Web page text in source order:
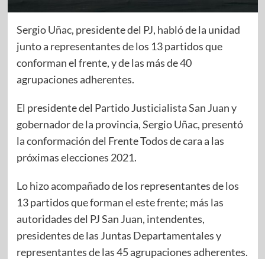
Sergio Uñac, presidente del PJ, habló de la unidad
junto a representantes de los 13 partidos que
conforman el frente, y de las más de 40
agrupaciones adherentes.
El presidente del Partido Justicialista San Juan y
gobernador de la provincia, Sergio Uñac, presentó
la conformación del Frente Todos de cara a las
próximas elecciones 2021.
Lo hizo acompañado de los representantes de los
13 partidos que forman el este frente; más las
autoridades del PJ San Juan, intendentes,
presidentes de las Juntas Departamentales y
representantes de las 45 agrupaciones adherentes.